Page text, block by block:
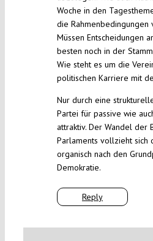
Reply
Woche in den
die
Müssen Entscheidungen
besten noch in der
Wie steht es um die
politischen Karriere mit
Nur durch eine
Partei für passive wie
attraktiv. Der Wandel der
Parlaments vollzieht sich
organisch nach den
Demokratie.